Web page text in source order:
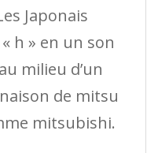
Japonais
h » en un son
milieu d’un
de mitsu
mitsubishi.